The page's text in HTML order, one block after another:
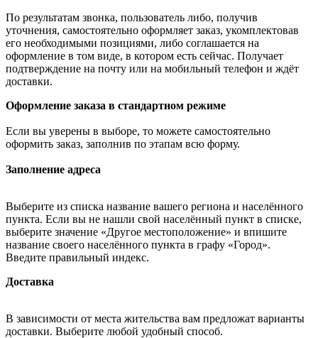
По результатам звонка, пользователь либо, получив
уточнения, самостоятельно оформляет заказ, укомплектовав
его необходимыми позициями, либо соглашается на
оформление в том виде, в котором есть сейчас. Получает
подтверждение на почту или на мобильный телефон и ждёт
доставки.
Оформление заказа в стандартном режиме
Если вы уверены в выборе, то можете самостоятельно
оформить заказ, заполнив по этапам всю форму.
Заполнение адреса
Выберите из списка название вашего региона и населённого
пункта. Если вы не нашли свой населённый пункт в списке,
выберите значение «Другое местоположение» и впишите
название своего населённого пункта в графу «Город».
Введите правильный индекс.
Доставка
В зависимости от места жительства вам предложат варианты
доставки. Выберите любой удобный способ.